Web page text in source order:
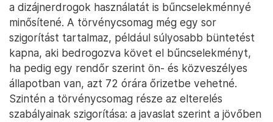
a dizájnerdrogok használatát is bűncselekménnyé
minősítené. A törvénycsomag még egy sor
szigorítást tartalmaz, például súlyosabb büntetést
kapna, aki bedrogozva követ el bűncselekményt,
ha pedig egy rendőr szerint ön- és közveszélyes
állapotban van, azt 72 órára őrizetbe vehetné.
Szintén a törvénycsomag része az elterelés
szabályainak szigorítása: a javaslat szerint a jövőben